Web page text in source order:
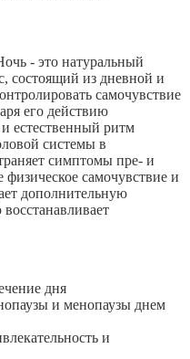
- это натуральный
состоящий из дневной и
самочувствие
его действию
естественный ритм
системы в
симптомы пре- и
самочувствие и
дополнительную
дня
и менопаузы днем
и